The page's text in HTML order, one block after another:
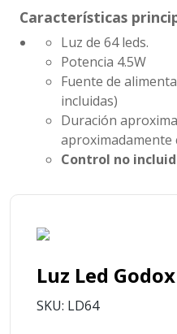
Características
Luz de 64 leds.
Potencia 4.5W
Fuente de
incluidas)
Duración
aproximadamente
Control no
Luz Led
SKU: LD64